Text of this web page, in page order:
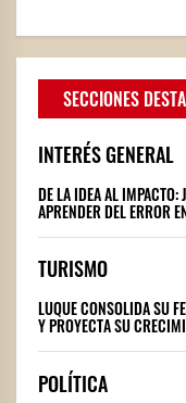
SECCIONES
INTERÉS GENERAL
DE LA IDEA AL IMPACTO:
APRENDER DEL ERROR
TURISMO
LUQUE CONSOLIDA SU
Y PROYECTA SU
POLÍTICA